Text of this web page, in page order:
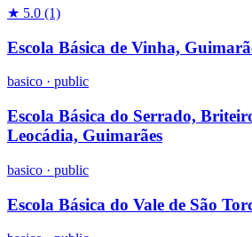
★ 5.0 (1)
Escola Básica de Vinha,
basico · public
Escola Básica do Serrado,
Leocádia, Guimarães
basico · public
Escola Básica do Vale de São